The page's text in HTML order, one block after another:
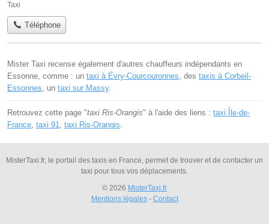
Taxi
Téléphone
Mister Taxi recense également d'autres chauffeurs indépendants en
Essonne, comme : un taxi à Évry-Courcouronnes , des taxis à Corbeil-
Essonnes , un taxi sur Massy.
Retrouvez cette page "taxi Ris-Orangis" à l'aide des liens : taxi Île-de-
France taxi 91 taxi Ris-Orangis
MisterTaxi.fr, le portail des taxis en France, permet de trouver et de contacter un
taxi pour tous vos déplacements.
© 2026 MisterTaxi.fr
Mentions légales- Contact